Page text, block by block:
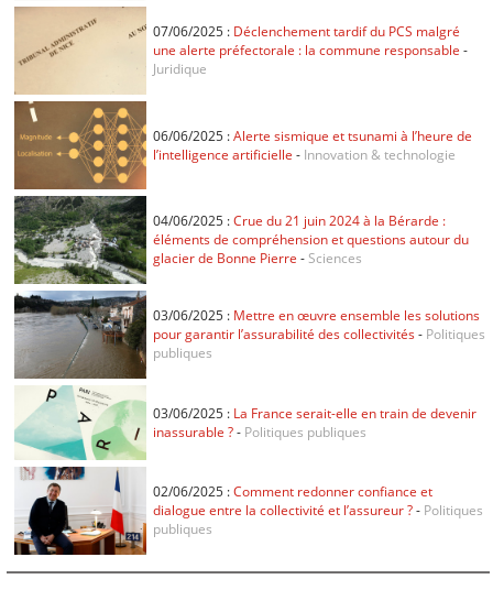
07/06/2025 : Déclenchement tardif du PCS malgré
une alerte préfectorale : la commune responsable -
Juridique
06/06/2025 :Alerte sismique et tsunami à l’heure de
l’intelligence artificielle - Innovation & technologie
04/06/2025 :Crue du 21 juin 2024 à la Bérarde :
éléments de compréhension et questions autour du
glacier de Bonne Pierre - Sciences
03/06/2025 : Mettre en œuvre ensemble les solutions
pour garantir l’assurabilité des collectivités- Politiques
publiques
03/06/2025 : La France serait-elle en train de devenir
inassurable ?- Politiques publiques
02/06/2025 :Comment redonner confiance et
dialogue entre la collectivité et l’assureur ?- Politiques
publiques